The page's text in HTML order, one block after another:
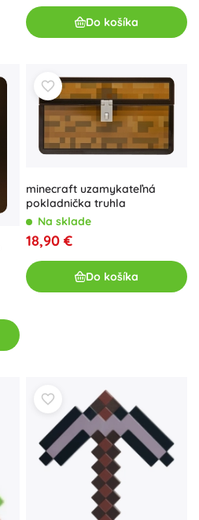
Do košíka
minecraft uzamykateľná
pokladnička truhla
Na sklade
18,90 €
Do košíka